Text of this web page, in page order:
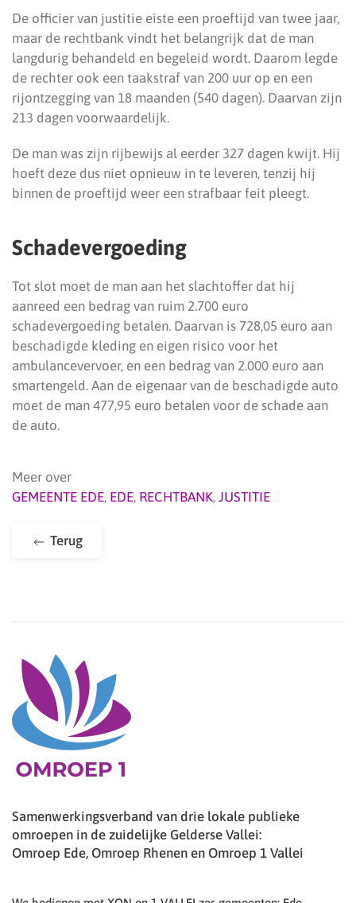
De officier van justitie eiste een proeftijd van twee jaar,
maar de rechtbank vindt het belangrijk dat de man
langdurig behandeld en begeleid wordt. Daarom legde
de rechter ook een taakstraf van 200 uur op en een
rijontzegging van 18 maanden (540 dagen). Daarvan zijn
213 dagen voorwaardelijk.
De man was zijn rijbewijs al eerder 327 dagen kwijt. Hij
hoeft deze dus niet opnieuw in te leveren, tenzij hij
binnen de proeftijd weer een strafbaar feit pleegt.
Schadevergoeding
Tot slot moet de man aan het slachtoffer dat hij
aanreed een bedrag van ruim 2.700 euro
schadevergoeding betalen. Daarvan is 728,05 euro aan
beschadigde kleding en eigen risico voor het
ambulancevervoer, en een bedrag van 2.000 euro aan
smartengeld. Aan de eigenaar van de beschadigde auto
moet de man 477,95 euro betalen voor de schade aan
de auto.
Meer over
GEMEENTE EDE, EDE, RECHTBANK, JUSTITIE
Terug
Samenwerkingsverband van drie lokale publieke
omroepen in de zuidelijke Gelderse Vallei:
Omroep Ede, Omroep Rhenen en Omroep 1 Vallei